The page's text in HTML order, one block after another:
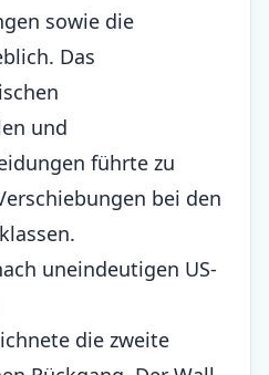
sowie die
Das
und
führte zu
bei den
uneindeutigen US-
die zweite